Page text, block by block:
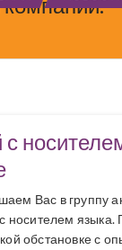
с
Вас в группу
носителем языка.
обстановке с